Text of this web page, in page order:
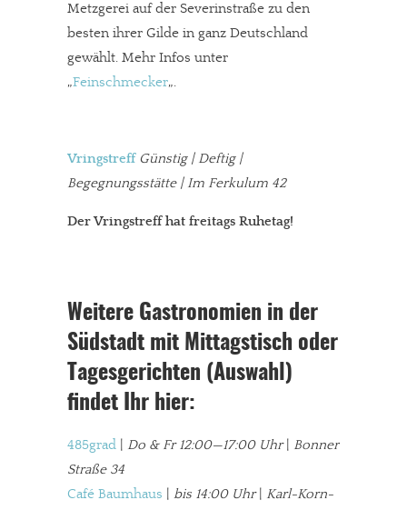
Metzgerei auf der Severinstraße zu den
besten ihrer Gilde in ganz Deutschland
gewählt. Mehr Infos unter
„Feinschmecker„.
Vringstreff Günstig | Deftig |
Begegnungsstätte | Im Ferkulum 42
Der Vringstreff hat freitags Ruhetag!
Weitere Gastronomien in der
Südstadt mit Mittagstisch oder
Tagesgerichten (Auswahl)
findet Ihr hier:
485grad Do & Fr 12:00—17:00 Uhr
Bonner
Straße 34
Café Baumhaus
bis 14:00 Uhr| Karl-Korn-